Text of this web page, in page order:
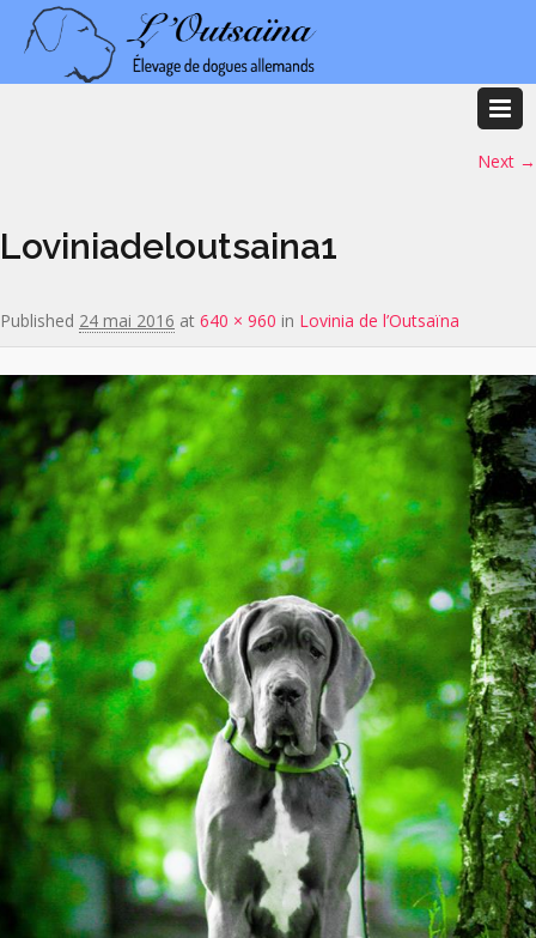
Next →
Loviniadeloutsaina1
Published 24 mai 2016 at 640 × 960 in Lovinia de l’Outsaïna